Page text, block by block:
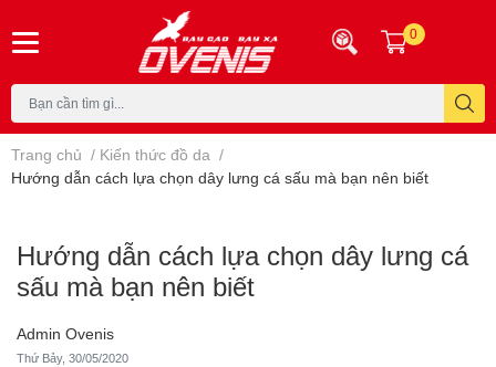
0
Trang chủ / Kiến thức đồ da /
Hướng dẫn cách lựa chọn dây lưng cá sấu mà bạn nên biết
Hướng dẫn cách lựa chọn dây lưng cá
sấu mà bạn nên biết
Admin Ovenis
Thứ Bảy, 30/05/2020